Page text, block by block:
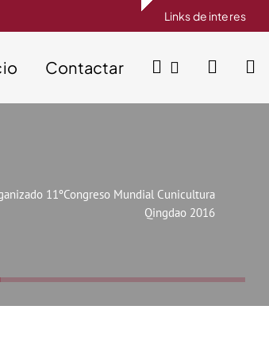
Links de interes
Contactar
11ºCongreso Mundial Cunicultura
Qingdao 2016